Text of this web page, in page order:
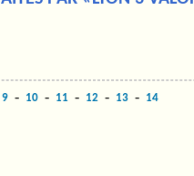
9 - 10 - 11 - 12 - 13 - 14